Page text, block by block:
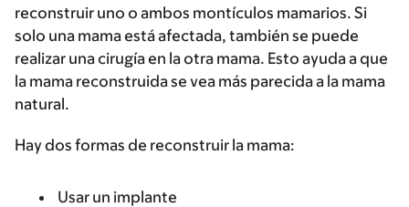
reconstruir uno o ambos montículos mamarios. Si
solo una mama está afectada, también se puede
realizar una cirugía en la otra mama. Esto ayuda a que
la mama reconstruida se vea más parecida a la mama
natural.
Hay dos formas de reconstruir la mama:
Usar un implante